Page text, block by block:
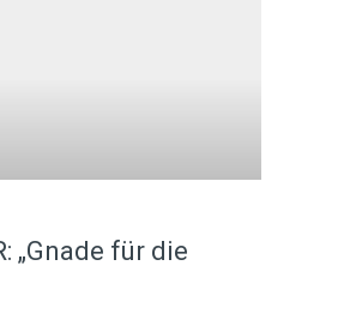
„Gnade für die